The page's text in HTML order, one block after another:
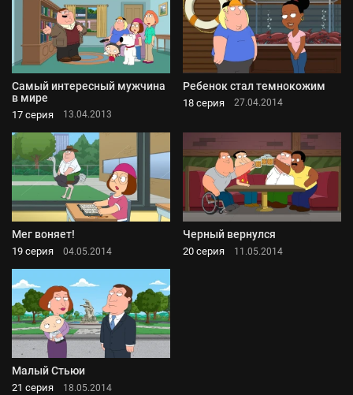
Самый интересный мужчина
в мире
17 серия 13.04.2013
Ребенок стал темнокожим
18 серия 27.04.2014
Мег воняет!
19 серия 04.05.2014
Черный вернулся
20 серия 11.05.2014
Малый Стьюи
21 серия 18.05.2014